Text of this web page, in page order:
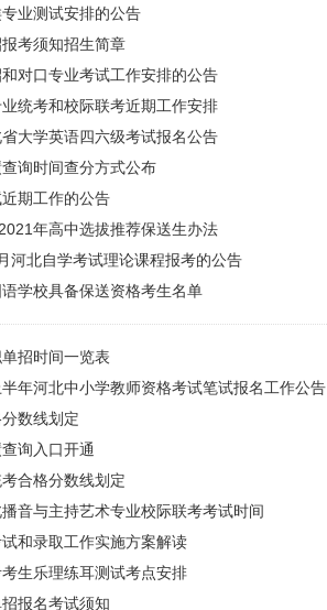
业测试安排的公告
考须知招生简章
对口专业考试工作安排的公告
统考和校际联考近期工作安排
大学英语四六级考试报名公告
询时间查分方式公布
期工作的公告
年高中选拔推荐保送生办法
河北自学考试理论课程报考的公告
学校具备保送资格考生名单
招时间一览表
年河北中小学教师资格考试笔试报名工作公告
数线划定
询入口开通
合格分数线划定
音与主持艺术专业校际联考考试时间
和录取工作实施方案解读
生乐理练耳测试考点安排
报名考试须知